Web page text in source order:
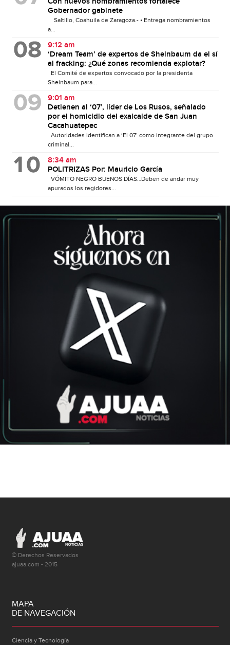
Gobernador gabinete
Saltillo, Coahuila de Zaragoza.- • Entrega nombramientos
a...
9:12 am
‘Dream Team’ de expertos de Sheinbaum da el sí
al fracking: ¿Qué zonas recomienda explotar?
El Comité de expertos convocado por la presidenta
Sheinbaum para...
9:01 am
Detienen al ‘07′, líder de Los Rusos, señalado
por el homicidio del exalcalde de San Juan
Cacahuatepec
Autoridades identifican a ‘El 07’ como integrante del grupo
criminal...
8:34 am
POLITRIZAS Por: Mauricio García
VÓMITO NEGRO BUENOS DÍAS…Deben de andar muy
apurados los regidores...
© Derechos Reservados
ajuaa.com - 2015
MAPA
DE NAVEGACIÓN
Ciencia y Tecnología